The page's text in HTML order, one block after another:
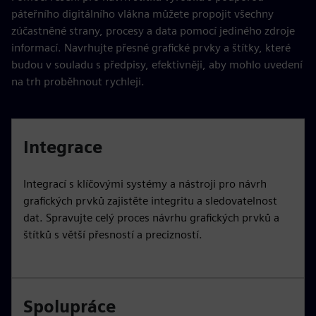
páteřního digitálního vlákna můžete propojit všechny
zúčastněné strany, procesy a data pomocí jediného zdroje
informací. Navrhujte přesné grafické prvky a štítky, které
budou v souladu s předpisy, efektivněji, aby mohlo uvedení
na trh proběhnout rychleji.
Integrace
Integrací s klíčovými systémy a nástroji pro návrh
grafických prvků zajistěte integritu a sledovatelnost
dat. Spravujte celý proces návrhu grafických prvků a
štítků s větší přesností a precizností.
Spolupráce